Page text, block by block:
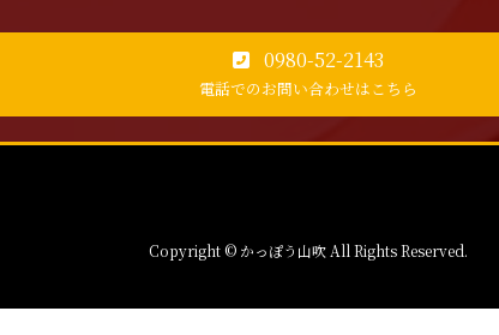
0980-52-2143
電話でのお問い合わせはこちら
Copyright © かっぽう山吹 All Rights Reserved.